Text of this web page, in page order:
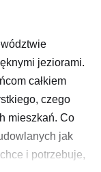
jeziorami.
całkiem
czego
mieszkań. Co
jak
i potrzebuje,